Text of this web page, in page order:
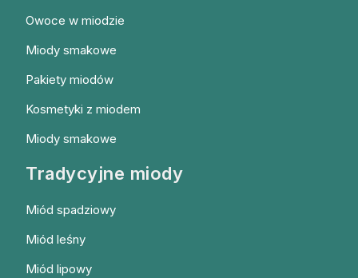
Owoce w miodzie
Miody smakowe
Pakiety miodów
Kosmetyki z miodem
Miody smakowe
Tradycyjne miody
Miód spadziowy
Miód leśny
Miód lipowy